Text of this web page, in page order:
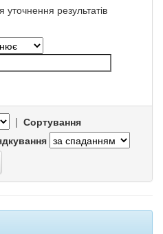
результатів
| Сортування